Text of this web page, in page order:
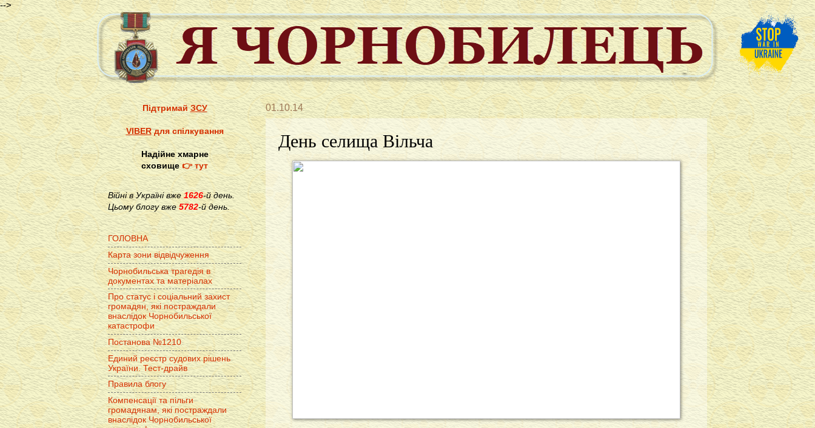
-->
01.10.14
День селища Вільча
ПідтримайЗСУ
VIBERдля спілкування
Надійне хмарне
сховище👉 тут
Війні в Україні вже1626-й день.
Цьому блогу вже 5782-й день.
ГОЛОВНА
Карта зони відвідчуження
Чорнобильська трагедія в
документах та матеріалах
Про статус і соціальний захист
громадян, які постраждали
внаслідок Чорнобильської
катастрофи
Постанова №1210
Единий реєстр судових рішень
України. Тест-драйв
Правила блогу
Компенсації та пільги
громадянам, які постраждали
внаслідок Чорнобильської